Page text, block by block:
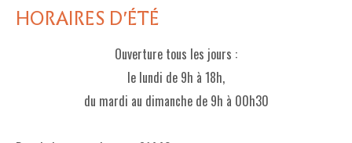
HORAIRES D'ÉTÉ
Ouverture tous les jours :
le lundi de 9h à 18h,
du mardi au dimanche de 9h à 00h30